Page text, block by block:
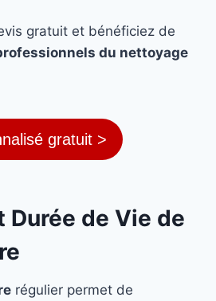
gratuit et bénéficiez de
du nettoyage
gratuit >
Durée de Vie de
régulier permet de